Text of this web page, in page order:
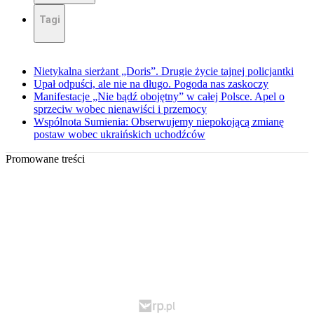
Tagi
Nietykalna sierżant „Doris”. Drugie życie tajnej policjantki
Upał odpuści, ale nie na długo. Pogoda nas zaskoczy
Manifestacje „Nie bądź obojętny” w całej Polsce. Apel o
sprzeciw wobec nienawiści i przemocy
Wspólnota Sumienia: Obserwujemy niepokojącą zmianę
postaw wobec ukraińskich uchodźców
Promowane treści